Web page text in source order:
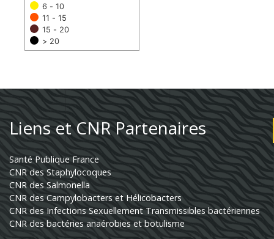
6 - 10
11 - 15
15 - 20
> 20
Liens et CNR Partenaires
Santé Publique France
CNR des Staphylocoques
CNR des Salmonella
CNR des Campylobacters et Hélicobacters
CNR des Infections Sexuellement Transmissibles bactériennes
CNR des bactéries anaérobies et botulisme